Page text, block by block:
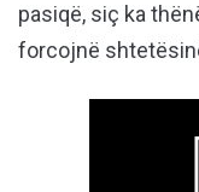
pasiqë, siç ka
forcojnë